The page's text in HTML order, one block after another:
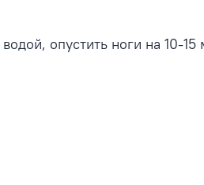
опустить ноги на 10-